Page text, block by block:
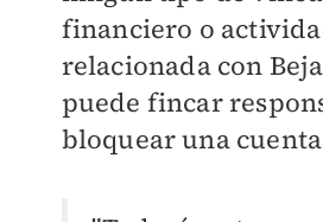
financiero o
relacionada con
puede fincar
bloquear una